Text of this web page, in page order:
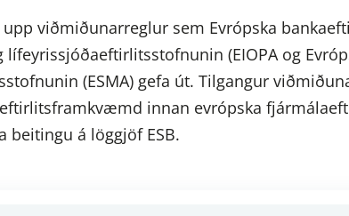
viðmiðunarreglur sem Evrópska
lífeyrissjóðaeftirlitsstofnunin (EIOPA og
(ESMA) gefa út. Tilgangur
innan evrópska
beitingu á löggjöf ESB.